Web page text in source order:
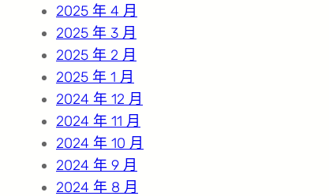
2025 年 4 月
2025 年 3 月
2025 年 2 月
2025 年 1 月
2024 年 12 月
2024 年 11 月
2024 年 10 月
2024 年 9 月
2024 年 8 月